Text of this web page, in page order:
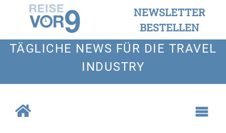
NEWSLETTER
BESTELLEN
TÄGLICHE NEWS FÜR DIE TRAVEL
INDUSTRY